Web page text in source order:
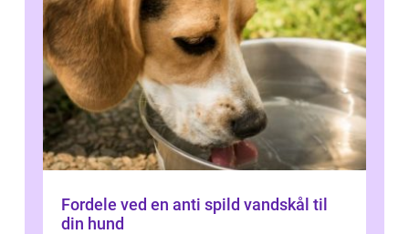
Fordele ved en anti spild vandskål til
din hund